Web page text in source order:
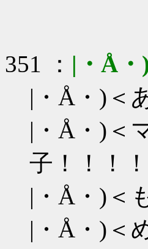
351 ： |・Å・
|・Å・)＜
|・Å・)＜
子！！！
|・Å・)＜
|・Å・)＜